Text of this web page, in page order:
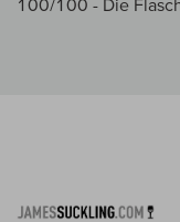
100/100 - Die